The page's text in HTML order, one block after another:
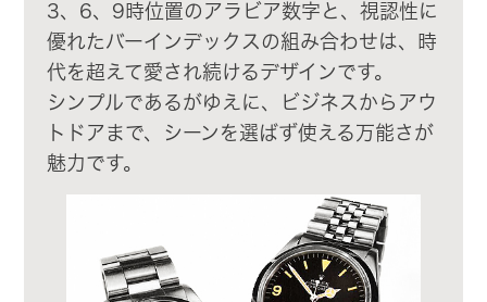
3、6、9時位置のアラビア数字と、視認性に
優れたバーインデックスの組み合わせは、時
代を超えて愛され続けるデザインです。
シンプルであるがゆえに、ビジネスからアウ
トドアまで、シーンを選ばず使える万能さが
魅力です。